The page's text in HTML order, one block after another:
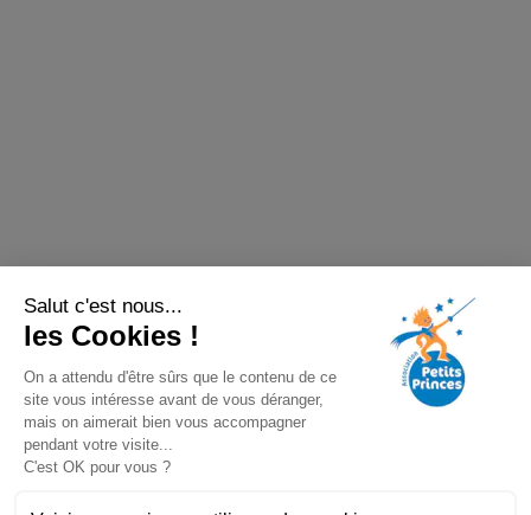
Salut c'est nous...
les Cookies !
On a attendu d'être sûrs que le contenu de ce
site vous intéresse avant de vous déranger,
mais on aimerait bien vous accompagner
pendant votre visite...
C'est OK pour vous ?